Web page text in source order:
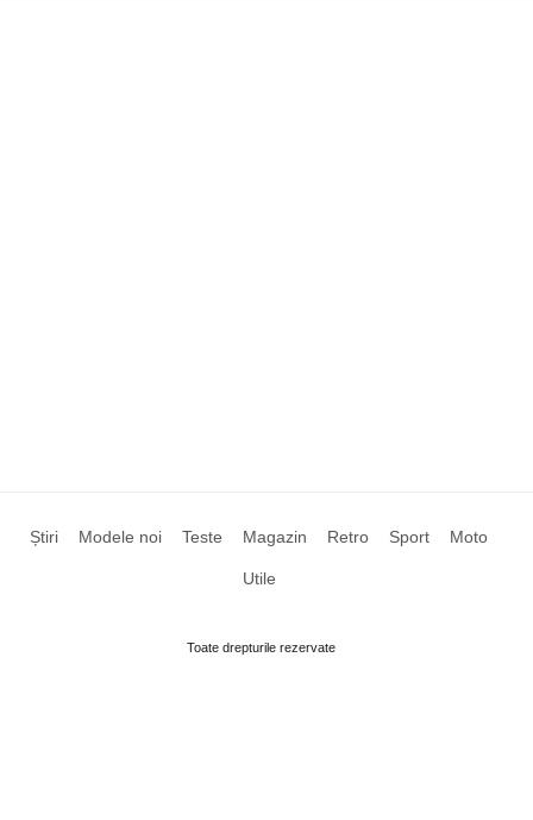
Știri Modele noi Teste Magazin Retro Sport Moto
Utile
Toate drepturile rezervate